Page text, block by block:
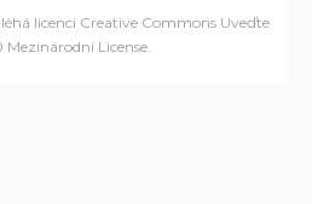
licenci Creative Commons Uveďte
Mezinárodní License.